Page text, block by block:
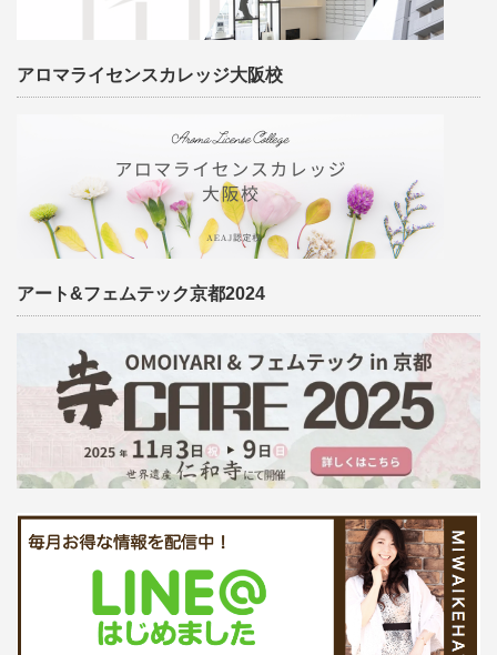
アロマライセンスカレッジ大阪校
アート&フェムテック京都2024